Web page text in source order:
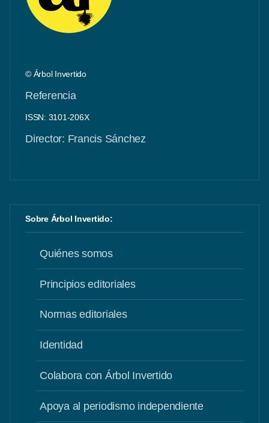
© Árbol Invertido
Referencia
ISSN: 3101-206X
Director: Francis Sánchez
Sobre Árbol Invertido:
Quiénes somos
Principios editoriales
Normas editoriales
Identidad
Colabora con Árbol Invertido
Apoya al periodismo independiente